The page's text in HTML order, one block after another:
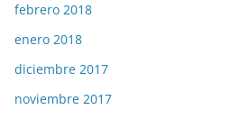
febrero 2018
enero 2018
diciembre 2017
noviembre 2017